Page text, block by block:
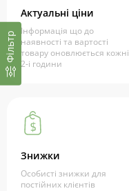
Фільтр
Актуальні ціни
Інформація що до
наявності та вартості
товару оновлюється кожні
2-і години
Знижки
Особисті знижки для
постійних клієнтів